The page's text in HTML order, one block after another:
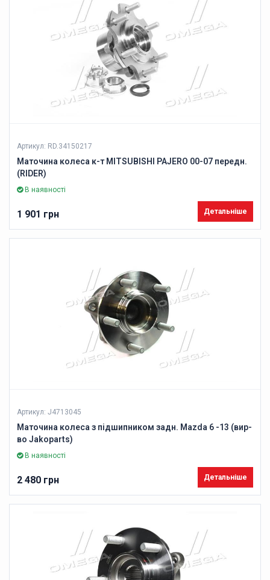
Артикул: RD.34150217
Маточина колеса к-т MITSUBISHI PAJERO 00-07 передн.
(RIDER)
В наявності
1 901 грн Детальніше
Артикул: J4713045
Маточина колеса з підшипником задн. Mazda 6 -13 (вир-
во Jakoparts)
В наявності
2 480 грн Детальніше